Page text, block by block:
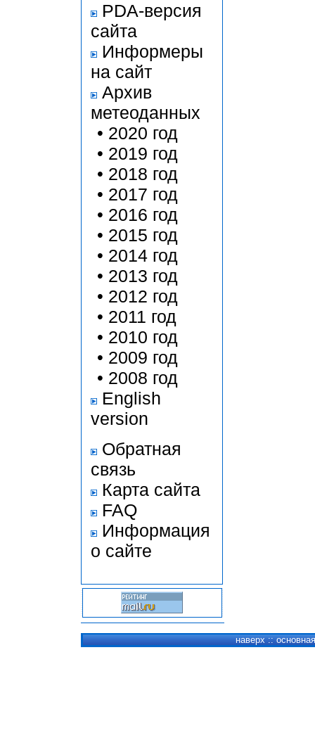
PDA-версия
сайта
Информеры
на сайт
Архив
метеоданных
• 2020 год
• 2019 год
• 2018 год
• 2017 год
• 2016 год
• 2015 год
• 2014 год
• 2013 год
• 2012 год
• 2011 год
• 2010 год
• 2009 год
• 2008 год
English
version
Обратная
связь
Карта сайта
FAQ
Информация
о сайте
наверх ::основная